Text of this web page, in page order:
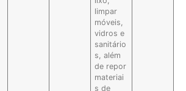
limpar
móveis,
vidros e
sanitário
s, além
de repor
materiai
s de